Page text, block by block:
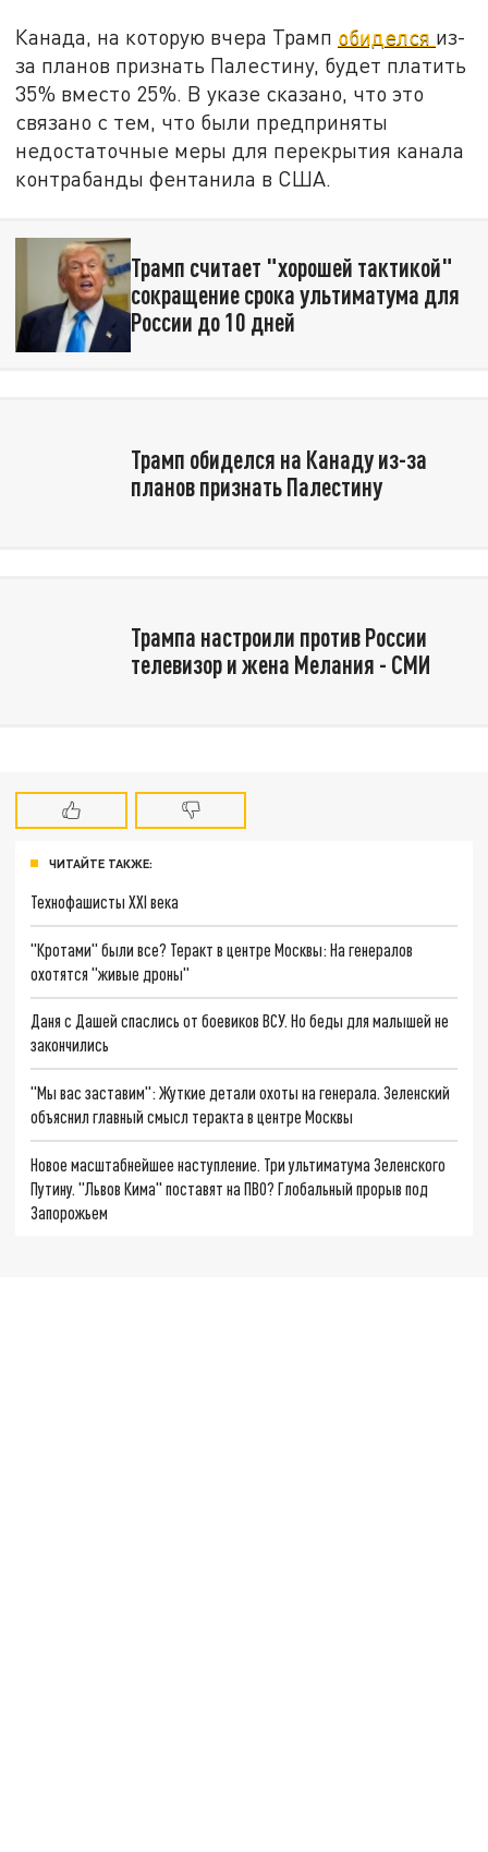
Канада, на которую вчера Трамп обиделся из-
за планов признать Палестину, будет платить
35% вместо 25%. В указе сказано, что это
связано с тем, что были предприняты
недостаточные меры для перекрытия канала
контрабанды фентанила в США.
Трамп считает "хорошей тактикой"
сокращение срока ультиматума для
России до 10 дней
Трамп обиделся на Канаду из-за
планов признать Палестину
Трампа настроили против России
телевизор и жена Мелания - СМИ
ЧИТАЙТЕ ТАКЖЕ:
Технофашисты XXI века
"Кротами" были все? Теракт в центре Москвы: На генералов
охотятся "живые дроны"
Даня с Дашей спаслись от боевиков ВСУ. Но беды для малышей не
закончились
"Мы вас заставим": Жуткие детали охоты на генерала. Зеленский
объяснил главный смысл теракта в центре Москвы
Новое масштабнейшее наступление. Три ультиматума Зеленского
Путину. "Львов Кима" поставят на ПВО? Глобальный прорыв под
Запорожьем